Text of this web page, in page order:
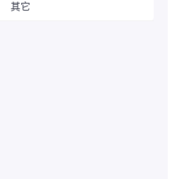
其它